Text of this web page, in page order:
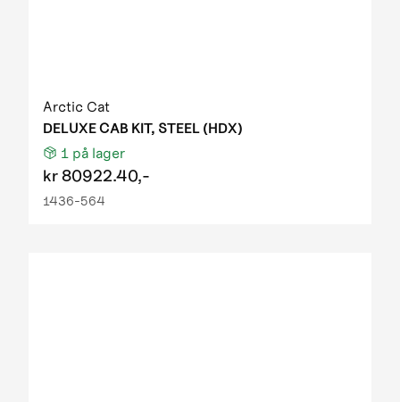
Arctic Cat
DELUXE CAB KIT, STEEL (HDX)
1 på lager
kr80922.40,-
1436-564